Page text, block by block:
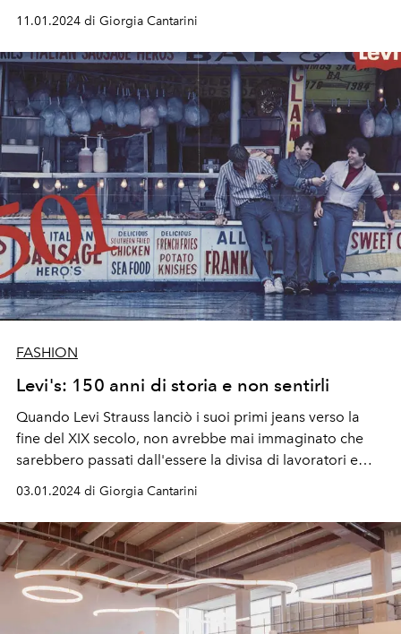
11.01.2024 di Giorgia Cantarini
FASHION
Levi's: 150 anni di storia e non sentirli
Quando Levi Strauss lanciò i suoi primi jeans verso la
fine del XIX secolo, non avrebbe mai immaginato che
sarebbero passati dall'essere la divisa di lavoratori e
minatori a diventare delle vere e proprie icone del
guardaroba, soprattutto se parliamo del modello Levi's
501. Da Maryling Monroe a Bruce Spreengsteen, da
Pamela Anderson a Kurt Cobain passando per Steve
Jobs, è l'uniforme prediletta per tanti momenti della vita
diversi.
03.01.2024 di Giorgia Cantarini